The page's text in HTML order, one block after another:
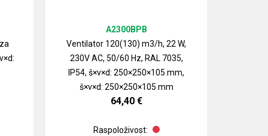
Ventilator 120(130) m3/h, 22 W,
230V AC, 50/60 Hz, RAL 7035,
IP54, š×v×d: 250×250×105 mm,
š×v×d: 250×250×105 mm
A2300BPB
64,40 €
Raspoloživost: